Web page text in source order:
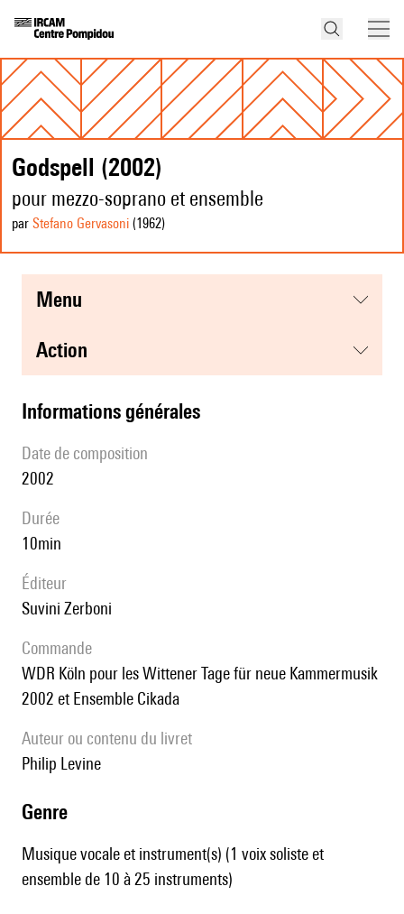
Godspell (2002)
pour mezzo-soprano et ensemble
par Stefano Gervasoni (1962)
menu
action
informations générales
date de composition
2002
durée
10min
éditeur
Suvini Zerboni
Commande
WDR Köln pour les Wittener Tage für neue Kammermusik
2002 et Ensemble Cikada
Auteur ou contenu du livret
Philip Levine
genre
Musique vocale et instrument(s) (1 voix soliste et
ensemble de 10 à 25 instruments)